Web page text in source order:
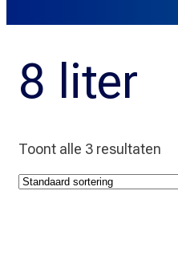
8 liter
Toont alle 3 resultaten